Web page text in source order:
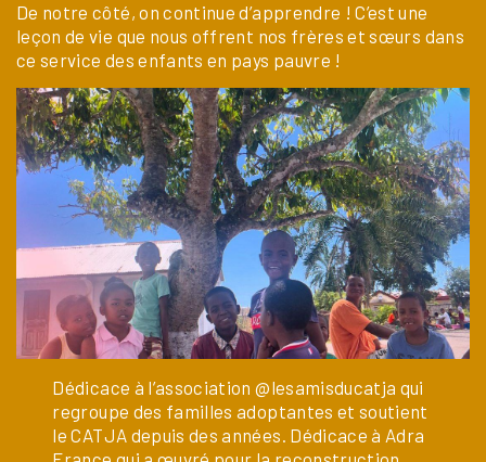
De notre côté, on continue d’apprendre ! C’est une
leçon de vie que nous offrent nos frères et sœurs dans
ce service des enfants en pays pauvre !
Dédicace à l’association @lesamisducatja qui
regroupe des familles adoptantes et soutient
le CATJA depuis des années. Dédicace à Adra